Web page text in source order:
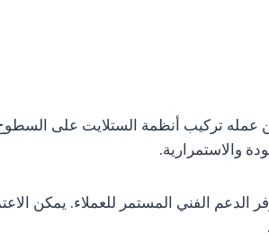
عمله تركيب أنظمة الستلايت على
والاستمرارية.
الفني المستمر للعملاء. يمكن